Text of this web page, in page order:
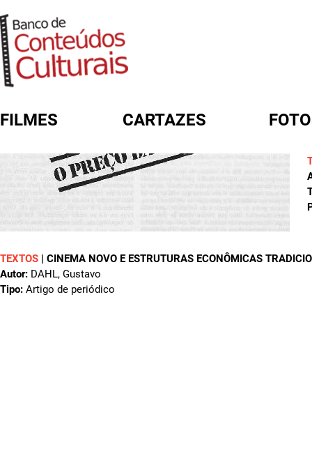
FILMES CARTAZES
TEXTOS | CINEMA NOVO E ESTRUTURAS ECONÔMICAS
Autor: DAHL, Gustavo
Tipo: Artigo de periódico
FORMULÁRIO DE BUSCA